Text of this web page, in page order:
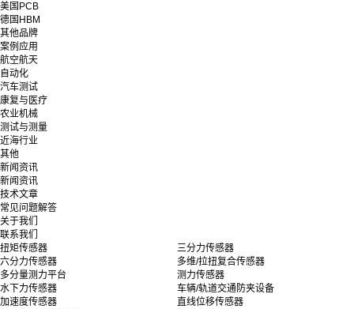
美国PCB
德国HBM
其他品牌
案例应用
航空航天
自动化
汽车测试
康复与医疗
农业机械
测试与测量
近海行业
其他
新闻资讯
新闻资讯
技术文章
常见问题解答
关于我们
联系我们
扭矩传感器
三分力传感器
六分力传感器
多维/拉扭复合传感器
多分量测力平台
测力传感器
水下力传感器
车辆/轨道交通防夹设备
加速度传感器
直线位移传感器